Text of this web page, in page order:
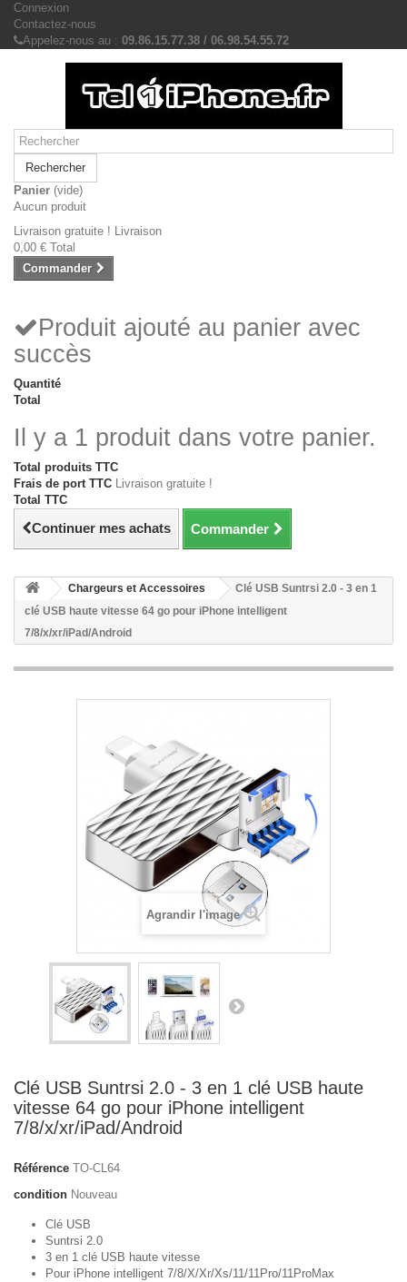
Connexion
Contactez-nous
Appelez-nous au : 09.86.15.77.38 / 06.98.54.55.72
Rechercher
Panier (vide)
Aucun produit
Livraison gratuite ! Livraison
0,00 € Total
Commander
Produit ajouté au panier avec
succès
Quantité
Total
Il y a 1 produit dans votre panier.
Total produits TTC
Frais de port TTC Livraison gratuite !
Total TTC
Continuer mes achats Commander
Chargeurs et Accessoires
Clé USB Suntrsi 2.0 - 3 en 1
clé USB haute vitesse 64 go pour iPhone intelligent
7/8/x/xr/iPad/Android
Agrandir l'image
Clé USB Suntrsi 2.0 - 3 en 1 clé USB haute
vitesse 64 go pour iPhone intelligent
7/8/x/xr/iPad/Android
Référence TO-CL64
condition Nouveau
Clé USB
Suntrsi 2.0
3 en 1 clé USB haute vitesse
Pour iPhone intelligent 7/8/X/Xr/Xs/11/11Pro/11ProMax